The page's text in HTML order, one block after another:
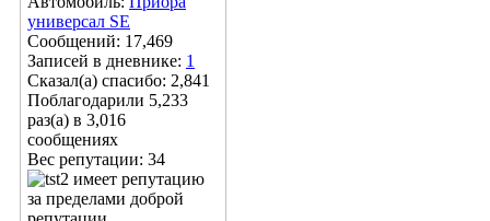
универсал SE
Сообщений: 17,469
Записей в дневнике: 1
Сказал(а) спасибо: 2,841
Поблагодарили 5,233
раз(а) в 3,016
сообщениях
Вес репутации: 34